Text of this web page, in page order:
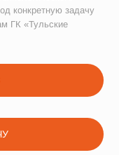
конкретную задачу
ГК «Тульские